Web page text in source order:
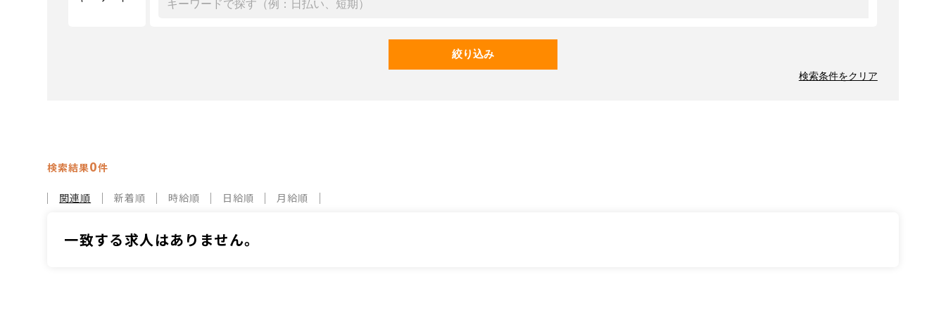
検索結果0件
関連順 新着順 時給順 日給順 月給順
一致する求人はありません。